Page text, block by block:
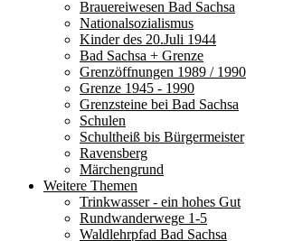
Brauereiwesen Bad Sachsa
Nationalsozialismus
Kinder des 20.Juli 1944
Bad Sachsa + Grenze
Grenzöffnungen 1989 / 1990
Grenze 1945 - 1990
Grenzsteine bei Bad Sachsa
Schulen
Schultheiß bis Bürgermeister
Ravensberg
Märchengrund
Weitere Themen
Trinkwasser - ein hohes Gut
Rundwanderwege 1-5
Waldlehrpfad Bad Sachsa